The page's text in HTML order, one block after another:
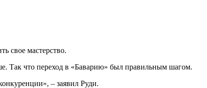
свое мастерство.
Так что переход в «Баварию» был правильным шагом.
– заявил Руди.